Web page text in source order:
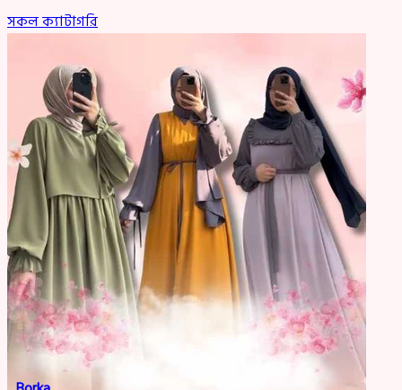
সকল ক্যাটাগরি